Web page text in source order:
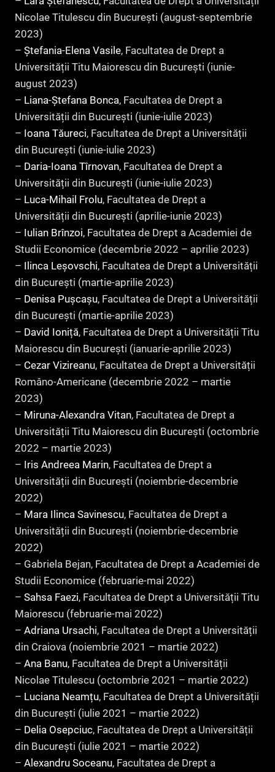
Nicolae Titulescu din București (august-septembrie
2023)
– Ștefania-Elena Vasile, Facultatea de Drept a
Universității Titu Maiorescu din București (iunie-
august 2023)
– Liana-Ștefana Bonca, Facultatea de Drept a
Universității din București (iunie-iulie 2023)
– Ioana Tăureci, Facultatea de Drept a Universității
din București (iunie-iulie 2023)
– Daria-Ioana Tîrnovan, Facultatea de Drept a
Universității din București (iunie-iulie 2023)
– Luca-Mihail Frolu, Facultatea de Drept a
Universității din București (aprilie-iunie 2023)
– Iulian Brînzoi, Facultatea de Drept a Academiei de
Studii Economice (decembrie 2022 – aprilie 2023)
– Ilinca Leșovschi, Facultatea de Drept a Universității
din București (martie-aprilie 2023)
– Denisa Pușcașu, Facultatea de Drept a Universității
din București (martie-aprilie 2023)
– David Ioniță, Facultatea de Drept a Universității Titu
Maiorescu din București (ianuarie-aprilie 2023)
– Cezar Vizireanu, Facultatea de Drept a Universității
Româno-Americane (decembrie 2022 – martie
2023)
– Miruna-Alexandra Vitan, Facultatea de Drept a
Universității Titu Maiorescu din București (octombrie
2022 – martie 2023)
– Iris Andreea Marin, Facultatea de Drept a
Universității din București (noiembrie-decembrie
2022)
– Mara Ilinca Savinescu, Facultatea de Drept a
Universității din București (noiembrie-decembrie
2022)
– Gabriela Bejan, Facultatea de Drept a Academiei de
Studii Economice (februarie-mai 2022)
– Sahsa Faezi, Facultatea de Drept a Universității Titu
Maiorescu (februarie-mai 2022)
– Adriana Ursachi, Facultatea de Drept a Universității
din Craiova (noiembrie 2021 – martie 2022)
– Ana Banu, Facultatea de Drept a Universității
Nicolae Titulescu (octombrie 2021 – martie 2022)
– Luciana Neamțu, Facultatea de Drept a Universității
din București (iulie 2021 – martie 2022)
– Delia Osepciuc, Facultatea de Drept a Universității
din București (iulie 2021 – martie 2022)
– Alexandru Soceanu, Facultatea de Drept a